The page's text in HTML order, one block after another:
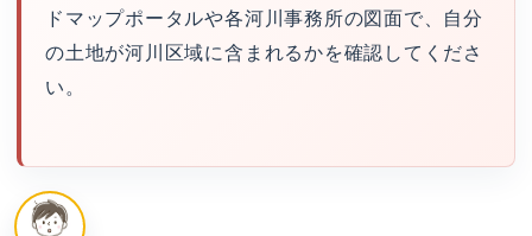
ドマップポータルや各河川事務所の図面で、自分
の土地が河川区域に含まれるかを確認してくださ
い。